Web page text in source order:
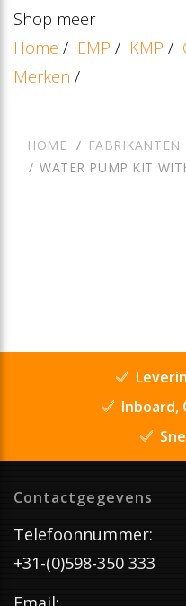
Shop meer
Home / EMP / KMP /
Merken /
HOME FABRIKANTEN
WATER PUMP KIT
Inboard,
Contactgegevens
Telefoonnummer:
+31-(0)598-350 333